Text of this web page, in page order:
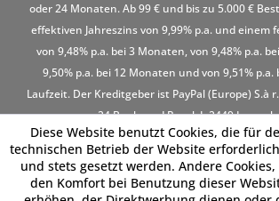
oder 24 Monaten. Ab 99 € und bis zu 5.000 €
effektiven Jahreszins von 9,99% p.a. und einem
von 9,48% p.a. bei 3 Monaten, von 9,48% p.a.
9,50% p.a. bei 12 Monaten und von 9,51%
Laufzeit. Der Kreditgeber ist PayPal (Europe) S.à
24 Boulevard Royal, L-2449
Diese Website benutzt Cookies, die für
technischen Betrieb der Website
und stets gesetzt werden. Andere
den Komfort bei Benutzung dieser